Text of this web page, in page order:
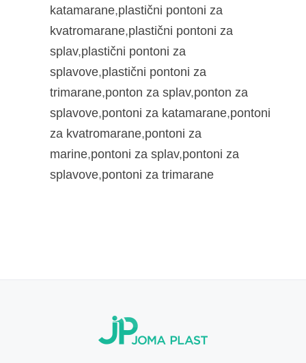
katamarane,plastični pontoni za
kvatromarane,plastični pontoni za
splav,plastični pontoni za
splavove,plastični pontoni za
trimarane,ponton za splav,ponton za
splavove,pontoni za katamarane,pontoni
za kvatromarane,pontoni za
marine,pontoni za splav,pontoni za
splavove,pontoni za trimarane